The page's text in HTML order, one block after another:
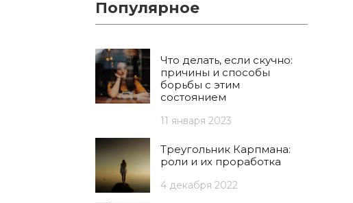
Популярное
Что делать, если скучно:
причины и способы
борьбы с этим
состоянием
11 января 2023
Треугольник Карпмана:
роли и их проработка
4 декабря 2022